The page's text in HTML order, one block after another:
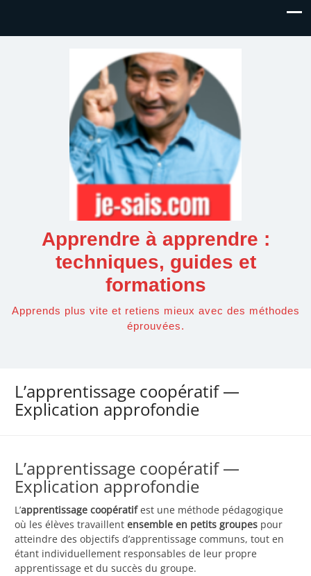
Apprendre à apprendre :
techniques, guides et
formations
Apprends plus vite et retiens mieux avec des méthodes
éprouvées.
L’apprentissage coopératif —
Explication approfondie
L’apprentissage coopératif —
Explication approfondie
L’apprentissage coopératifest une méthode pédagogique
où les élèves travaillent ensemble en petits groupes pour
atteindre des objectifs d’apprentissage communs, tout en
étant individuellement responsables de leur propre
apprentissage et du succès du groupe.